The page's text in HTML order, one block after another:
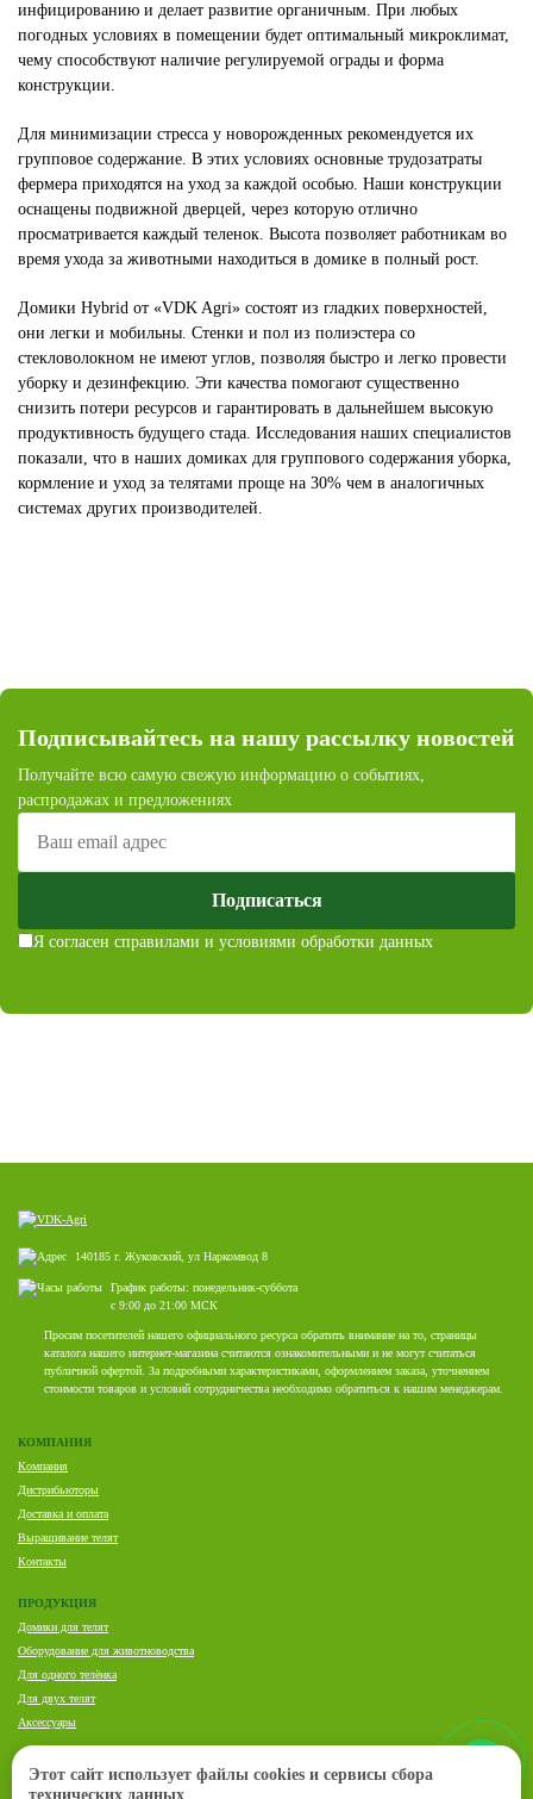
инфицированию и делает развитие органичным. При любых
погодных условиях в помещении будет оптимальный микроклимат,
чему способствуют наличие регулируемой ограды и форма
конструкции.
Для минимизации стресса у новорожденных рекомендуется их
групповое содержание. В этих условиях основные трудозатраты
фермера приходятся на уход за каждой особью. Наши конструкции
оснащены подвижной дверцей, через которую отлично
просматривается каждый теленок. Высота позволяет работникам во
время ухода за животными находиться в домике в полный рост.
Домики Hybrid от «VDK Agri» состоят из гладких поверхностей,
они легки и мобильны. Стенки и пол из полиэстера со
стекловолокном не имеют углов, позволяя быстро и легко провести
уборку и дезинфекцию. Эти качества помогают существенно
снизить потери ресурсов и гарантировать в дальнейшем высокую
продуктивность будущего стада. Исследования наших специалистов
показали, что в наших домиках для группового содержания уборка,
кормление и уход за телятами проще на 30% чем в аналогичных
системах других производителей.
Подписывайтесь на нашу рассылку новостей
Получайте всю самую свежую информацию о событиях,
распродажах и предложениях
Подписаться
Я согласен справилами и условиями обработки данных
140185 г. Жуковский, ул Наркомвод 8
График работы: понедельник-суббота
с 9:00 до 21:00 МСК
Просим посетителей нашего официального ресурса обратить внимание на то, страницы
каталога нашего интернет-магазина считаются ознакомительными и не могут считаться
публичной офертой. За подробными характеристиками, оформлением заказа, уточнением
стоимости товаров и условий сотрудничества необходимо обратиться к нашим менеджерам.
КОМПАНИЯ
Компания
Дистрибьюторы
Доставка и оплата
Выращивание телят
Контакты
ПРОДУКЦИЯ
Домики для телят
Оборудование для животноводства
Для одного телёнка
Для двух телят
Аксессуары
Этот сайт использует файлы cookies и сервисы сбора
технических данных